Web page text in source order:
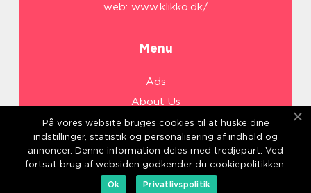
web: www.klikko.dk/
Menu
Ads
About Us
Cookies
Contact
Sitemap
På vores website bruges cookies til at huske dine
indstillinger, statistik og personalisering af indhold og
annoncer. Denne information deles med tredjepart. Ved
fortsat brug af websiden godkender du cookiepolitikken.
Ok
Privatlivspolitik